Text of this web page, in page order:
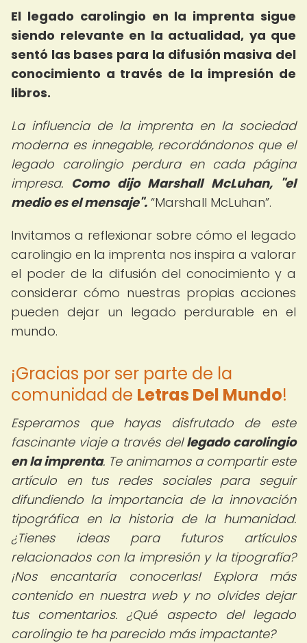
El legado carolingio en la imprenta sigue
siendo relevante en la actualidad, ya que
sentó las bases para la difusión masiva del
conocimiento a través de la impresión de
libros.
La influencia de la imprenta en la sociedad
moderna es innegable, recordándonos que el
legado carolingio perdura en cada página
impresa. Como dijo Marshall McLuhan, "el
medio es el mensaje". Marshall McLuhan .
Invitamos a reflexionar sobre cómo el legado
carolingio en la imprenta nos inspira a valorar
el poder de la difusión del conocimiento y a
considerar cómo nuestras propias acciones
pueden dejar un legado perdurable en el
mundo.
¡Gracias por ser parte de la
comunidad de Letras Del Mundo!
Esperamos que hayas disfrutado de este
fascinante viaje a través dellegado carolingio
en la imprenta. Te animamos a compartir este
artículo en tus redes sociales para seguir
difundiendo la importancia de la innovación
tipográfica en la historia de la humanidad.
¿Tienes ideas para futuros artículos
relacionados con la impresión y la tipografía?
¡Nos encantaría conocerlas! Explora más
contenido en nuestra web y no olvides dejar
tus comentarios. ¿Qué aspecto del legado
carolingio te ha parecido más impactante?